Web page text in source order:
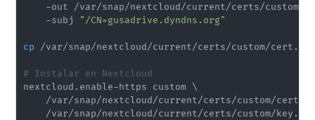
-out /var/snap/nextcloud/current/certs/custom/
    -subj
"/CN=gusadrive.dyndns.org"
cp /var/snap/nextcloud/current/certs/custom/
# Instalar en Nextcloud
nextcloud.enable-https custom \
/var/snap/nextcloud/current/certs/custom/
/var/snap/nextcloud/current/certs/custom/